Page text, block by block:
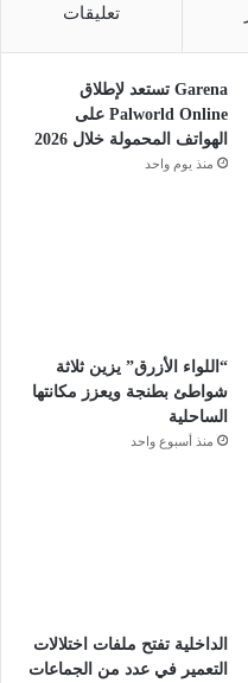
تعليقات
Garena تستعد لإطلاق
Palworld Online على
الهواتف المحمولة خلال 2026
منذ يوم واحد
“اللواء الأزرق” يزين ثلاثة
شواطئ بطنجة ويعزز مكانتها
الساحلية
منذ أسبوع واحد
الداخلية تفتح ملفات اختلالات
التعمير في عدد من الجماعات